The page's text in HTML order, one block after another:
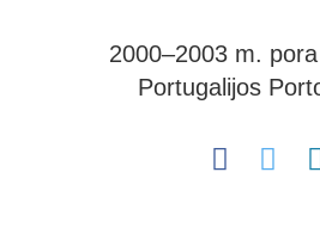
2000–2003 m.
Portugalijos